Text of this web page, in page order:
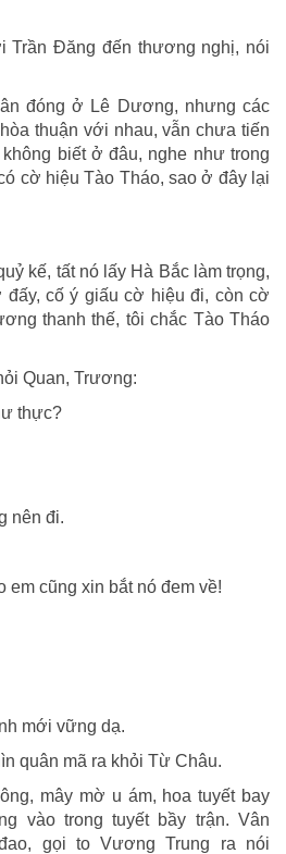
Trần Đăng đến thương nghị, nói
đóng ở Lê Dương, nhưng các
thuận với nhau, vẫn chưa tiến
biết ở đâu, nghe như trong
cờ hiệu Tào Tháo, sao ở đây lại
kế, tất nó lấy Hà Bắc làm trọng,
cố ý giấu cờ hiệu đi, còn cờ
thanh thế, tôi chắc Tào Tháo
Quan, Trương:
thực?
nên đi.
em cũng xin bắt nó đem về!
mới vững dạ.
quân mã ra khỏi Từ Châu.
mây mờ u ám, hoa tuyết bay
vào trong tuyết bầy trận. Vân
gọi to Vương Trung ra nói